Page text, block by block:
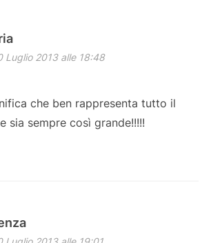
Luglio 2013 alle 18:48
che ben rappresenta tutto il
sia sempre così grande!!!!!